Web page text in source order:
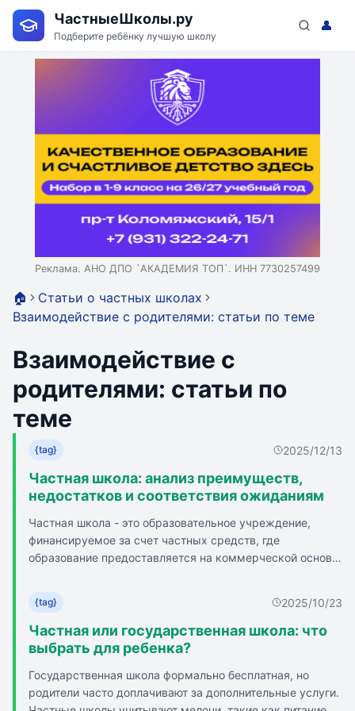
ЧастныеШколы.ру
Подберите ребёнку лучшую школу
👤
Реклама. АНО ДПО `АКАДЕМИЯ ТОП`. ИНН 7730257499
🏠
Статьи о частных школах
Взаимодействие с родителями: статьи по теме
Взаимодействие с
родителями: статьи по
теме
{tag} 2025/12/13
Частная школа: анализ преимуществ,
недостатков и соответствия ожиданиям
Частная школа - это образовательное учреждение,
финансируемое за счет частных средств, где
образование предоставляется на коммерческой основе.
обучения, современными материалами и
инновационными методиками, а также большим
вниманием к развитию индивидуальности каждого
ребенка. Плюсы частных школ: высокий уровень и
небольшие классы, богатая внеучебная деятельность,
современные условия и инфраструктура, близкое
{tag} 2025/10/23
Частная или государственная школа: что
выбрать для ребенка?
Государственная школа формально бесплатная, но
родители часто доплачивают за дополнительные услуги.